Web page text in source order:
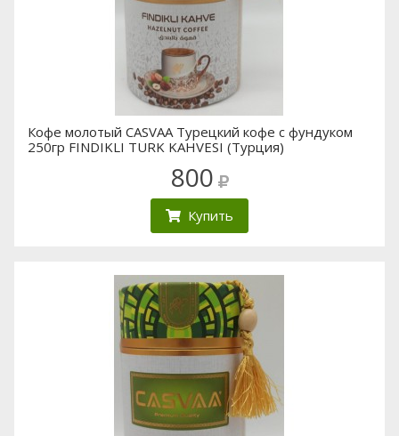
Кофе молотый CASVAA Турецкий кофе с фундуком
250гр FINDIKLI TURK KAHVESI (Турция)
800
Купить